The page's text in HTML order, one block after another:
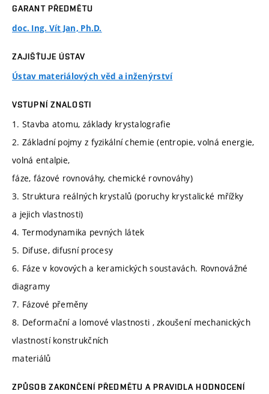
GARANT PŘEDMĚTU
doc. Ing. Vít Jan, Ph.D.
ZAJIŠŤUJE ÚSTAV
Ústav materiálových věd a inženýrství
VSTUPNÍ ZNALOSTI
1. Stavba atomu, základy krystalografie
2. Základní pojmy z fyzikální chemie (entropie, volná energie,
volná entalpie,
fáze, fázové rovnováhy, chemické rovnováhy)
3. Struktura reálných krystalů (poruchy krystalické mřížky
a jejich vlastnosti)
4. Termodynamika pevných látek
5. Difuse, difusní procesy
6. Fáze v kovových a keramických soustavách. Rovnovážné
diagramy
7. Fázové přeměny
8. Deformační a lomové vlastnosti , zkoušení mechanických
vlastností konstrukčních
materiálů
ZPŮSOB ZAKONČENÍ PŘEDMĚTU A PRAVIDLA HODNOCENÍ